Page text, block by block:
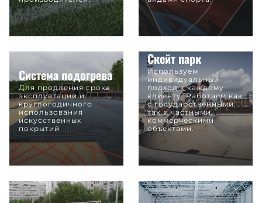
Система подогрева
Для продления срока
эксплуатации и
круглогодичного
использования
искусственных
покрытий
Скейт парк
Используем
индивидуальный
подход к каждому
клиенту. Работаем как
c государственными,
так и частными,
коммерческими
объектами.